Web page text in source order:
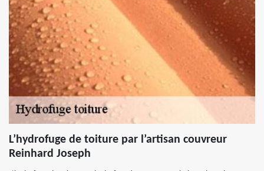
L’hydrofuge de toiture par l’artisan couvreur
Reinhard Joseph